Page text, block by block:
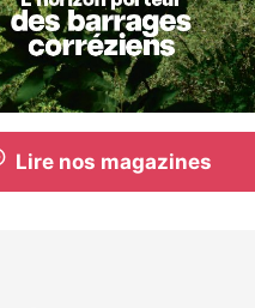
Lire nos magazines